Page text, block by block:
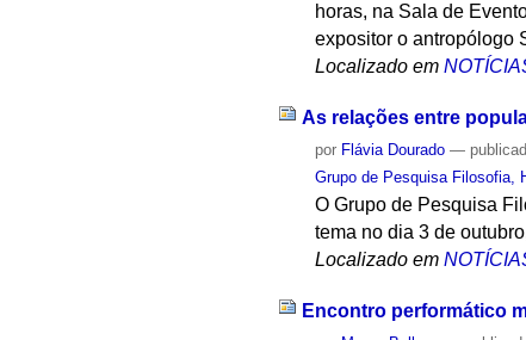
horas, na Sala de
expositor o antropólogo
Localizado em
As relações entre
por Flávia Dourado —
Grupo de Pesquisa Filosofia,
O Grupo de Pesquisa
tema no dia 3 de
Localizado em
Encontro performático